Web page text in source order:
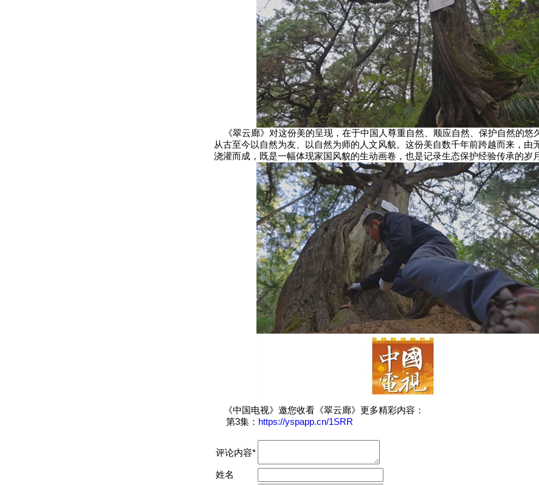
《翠云廊》对这份美的呈现，在于中国人尊重自然、顺应自然、保护自然的悠
从古至今以自然为友、以自然为师的人文风貌。这份美自数千年前跨越而来，由
浇灌而成，既是一幅体现家国风貌的生动画卷，也是记录生态保护经验传承的岁
《中国电视》邀您收看《翠云廊》更多精彩内容：
第3集： https://yspapp.cn/1SRR
评论内容*
姓名